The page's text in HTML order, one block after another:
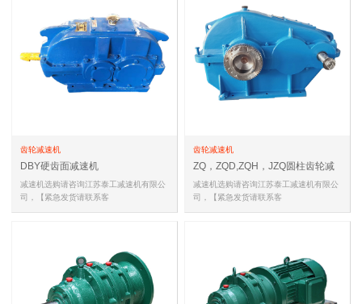
齿轮减速机
DBY硬齿面减速机
减速机选购请咨询江苏泰工减速机有限公
司，【紧急发货请联系客
齿轮减速机
ZQ，ZQD,ZQH，JZQ圆柱齿轮减
速机
减速机选购请咨询江苏泰工减速机有限公
司，【紧急发货请联系客